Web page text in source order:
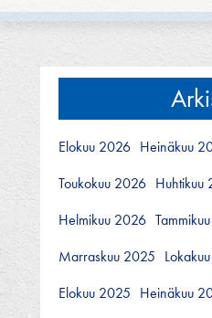
Elokuu 2026 Heinäkuu
Toukokuu 2026 Huhtikuu
Helmikuu 2026
Marraskuu 2025
Elokuu 2025 Heinäkuu